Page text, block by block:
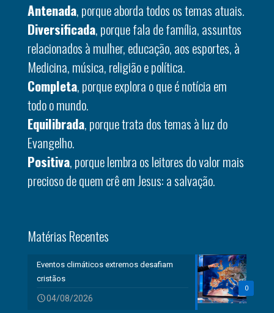
Antenada, porque aborda todos os temas atuais.
Diversificada, porque fala de família, assuntos
relacionados à mulher, educação, aos esportes, à
Medicina, música, religião e política.
Completa, porque explora o que é notícia em
todo o mundo.
Equilibrada, porque trata dos temas à luz do
Evangelho.
Positiva, porque lembra os leitores do valor mais
precioso de quem crê em Jesus: a salvação.
Matérias Recentes
0
Eventos climáticos extremos desafiam
cristãos
04/08/2026